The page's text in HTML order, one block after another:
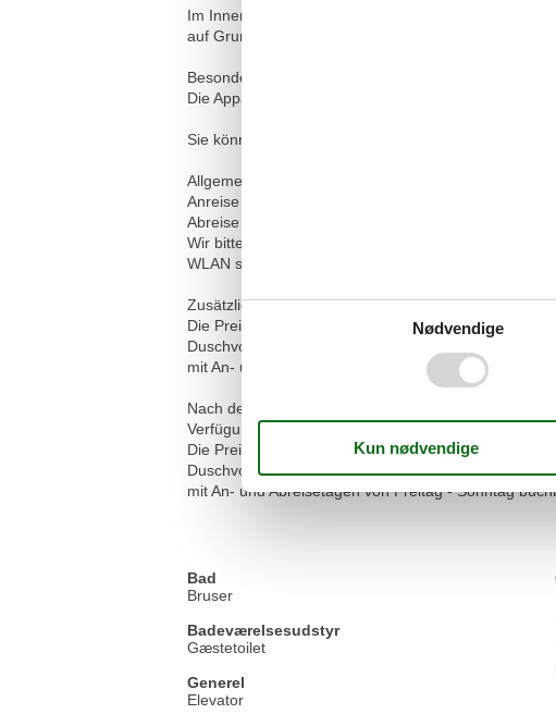
Im Innenhof der Ferienanlage steht Ihnen eine
auf Grund der aktuellen Corona-Situation zu
Besonderes:
Die Appartementanlage bietet Ihnen eine Sauna, die
Sie können bequem mit dem Aufzug bis zur Wohnung
Allgemeine Informationen:
Anreise ab 16:00 Uhr
Abreise bis 10:00 Uhr
Wir bitten um Verständnis, dass das Rauchen in
WLAN steht Ihnen kostenfrei zur Verfügung.
Zusätzliche Preisinfos:
Die Preise verstehen sich pro Übernachtung. Hinzu
Duschvorlage, zwei Handtücher, ein
mit An- und Abreisetagen von Freitag - Sonntag
Nach der Buchung stehen Ihnen zusätzlich die
Verfügung. Weitere Informationen entnehmen Sie
Die Preise verstehen sich pro Übernachtung. Hinzu
Duschvorlage, zwei Handtücher, ein
mit An- und Abreisetagen von Freitag - Sonntag
Bad
Bruser
Badeværelsesudstyr
Gæstetoilet
Generel
Elevator
Nødvendige